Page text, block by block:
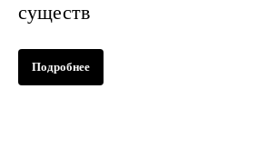
существ
Подробнее